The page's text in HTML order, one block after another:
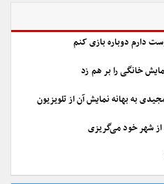
دارم دوباره بازی کنم
خانگی را بر هم زد
به بهانه نمایش آن از تلویزیون
شهر خود می‌گریزی